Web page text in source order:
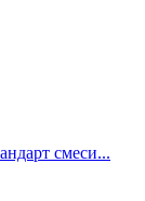
смеси...